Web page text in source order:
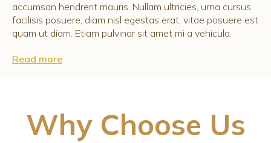
accumsan hendrerit mauris. Nullam ultricies, urna cursus
facilisis posuere, diam nisl egestas erat, vitae posuere est
quam ut diam. Etiam pulvinar sit amet mi a vehicula.
Read more
Why Choose Us